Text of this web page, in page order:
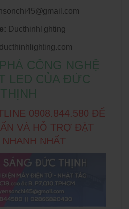
Ducthinhlighting
ducthinhlighting.com
CÔNG NGHỆ
LED CỦA ĐỨC
THỊNH
0908.844.580 ĐỂ
VÀ HỖ TRỢ ĐẶT
NHANH NHẤT